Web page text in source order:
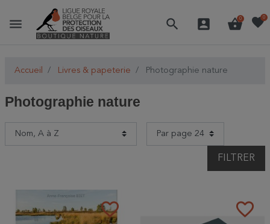
menu search account_box shopping_basket
0 favorite0
Accueil Livres & papeterie Photographie nature
Photographie nature
FILTRER
favorite_border favorite_border